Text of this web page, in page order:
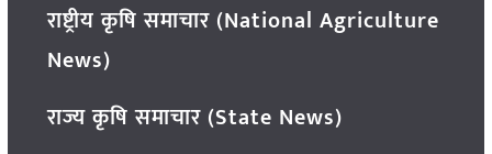
राष्ट्रीय कृषि समाचार (National Agriculture
News)
राज्य कृषि समाचार (State News)